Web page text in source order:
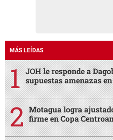
MÁS LEÍDAS
JOH le responde a
supuestas amenazas
Motagua logra
firme en Copa